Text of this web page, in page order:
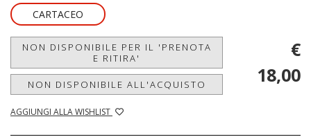
CARTACEO
NON DISPONIBILE PER IL 'PRENOTA
E RITIRA'
NON DISPONIBILE ALL'ACQUISTO
AGGIUNGI ALLA WISHLIST
€
18,00